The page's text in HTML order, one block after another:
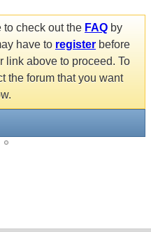
to check out the FAQ by
have to register before
link above to proceed. To
the forum that you want